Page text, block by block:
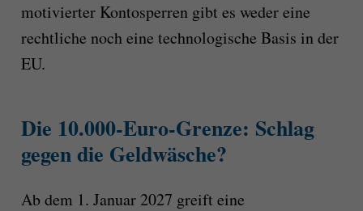
motivierter Kontosperren gibt es weder eine
rechtliche noch eine technologische Basis in der
EU.
Die 10.000-Euro-Grenze: Schlag
gegen die Geldwäsche?
Ab dem 1. Januar 2027 greift eine